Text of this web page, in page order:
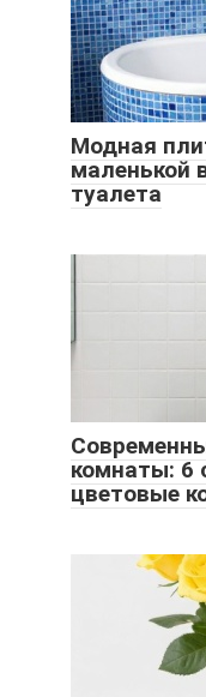
Модная
маленькой
туалета
комнаты: 6
цветовые